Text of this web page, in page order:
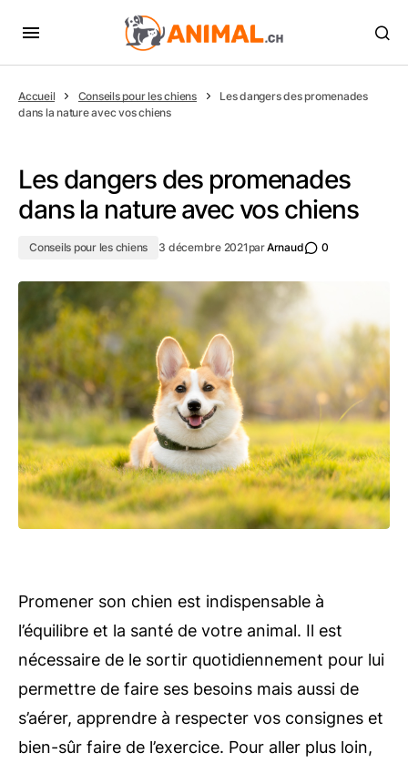
Accueil Conseils pour les chiens
Les dangers des promenades
dans la nature avec vos chiens
Les dangers des promenades
dans la nature avec vos chiens
Conseils pour les chiens 3 décembre 2021parArnaud 0
Promener son chien est indispensable à
l’équilibre et la santé de votre animal. Il est
nécessaire de le sortir quotidiennement pour lui
permettre de faire ses besoins mais aussi de
s’aérer, apprendre à respecter vos consignes et
bien-sûr faire de l’exercice. Pour aller plus loin,